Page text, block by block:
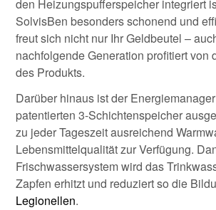
den Heizungspufferspeicher integriert
SolvisBen besonders schonend und
freut sich nicht nur Ihr Geldbeutel –
nachfolgende Generation profitiert von
des Produkts.
Darüber hinaus ist der
patentierten 3-Schichtenspeicher
zu jeder Tageszeit ausreichend
Lebensmittelqualität zur Verfügung.
Frischwassersystem wird das
Zapfen erhitzt und reduziert so die
Legionellen.